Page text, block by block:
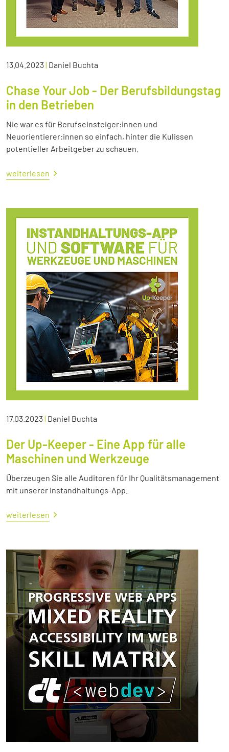
13.04.2023| Daniel Buchta
Chase Your Job - Der Berufsbildungstag
in den Betrieben
Nie war es für Berufseinsteiger:innen und
Neuorientierer:innen so einfach, hinter die Kulissen
potentieller Arbeitgeber zu schauen.
weiterlesen
17.03.2023| Daniel Buchta
Der Up-Keeper - Eine App für alle
Maschinen und Werkzeuge
Überzeugen Sie alle Auditoren für Ihr Qualitätsmanagement
mit unserer Instandhaltungs-App.
weiterlesen